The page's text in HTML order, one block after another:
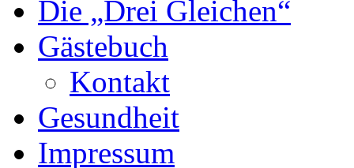
Die „Drei Gleichen“
Gästebuch
Kontakt
Gesundheit
Impressum